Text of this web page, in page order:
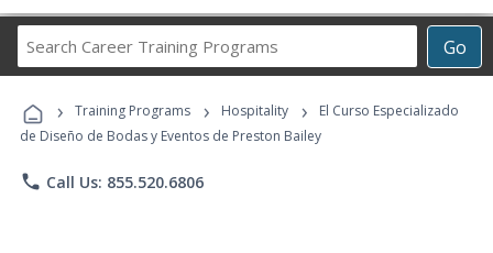
Go
Career
Programs
› Training Programs › Hospitality ›
El Curso Especializado
de Diseño de Bodas y Eventos de Preston Bailey
phone Call Us: 855.520.6806